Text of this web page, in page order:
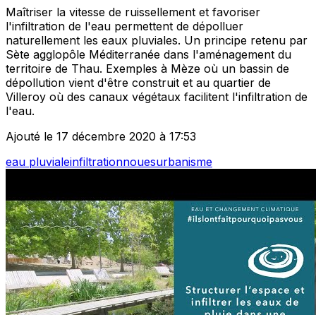
Maîtriser la vitesse de ruissellement et favoriser
l'infiltration de l'eau permettent de dépolluer
naturellement les eaux pluviales. Un principe retenu par
Sète agglopôle Méditerranée dans l'aménagement du
territoire de Thau. Exemples à Mèze où un bassin de
dépollution vient d'être construit et au quartier de
Villeroy où des canaux végétaux facilitent l'infiltration de
l'eau.
Ajouté le 17 décembre 2020 à 17:53
eau pluvialeinfiltrationnouesurbanisme